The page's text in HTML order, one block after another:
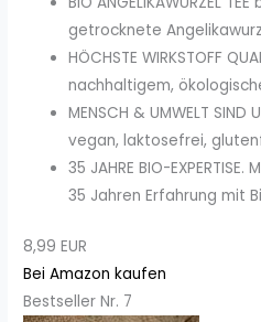
getrocknete
HÖCHSTE WIRKSTOFF
nachhaltigem,
MENSCH & UMWELT
vegan, laktosefrei,
35 JAHRE BIO-EXPERTISE.
35 Jahren Erfahrung mit
8,99 EUR
Bei Amazon kaufen
Bestseller Nr. 7